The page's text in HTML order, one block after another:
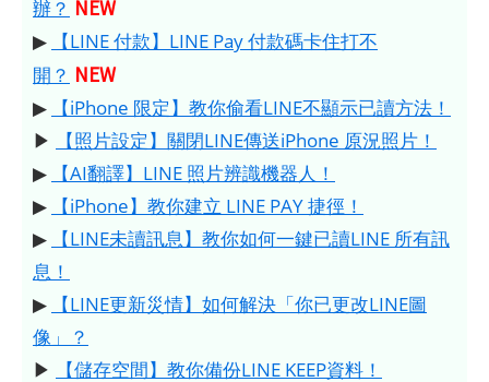
辦？ NEW
▶
【LINE 付款】LINE Pay 付款碼卡住打不
開？ NEW
▶
【iPhone 限定】教你偷看LINE不顯示已讀方法！
▶
【照片設定】關閉LINE傳送iPhone 原況照片！
▶
【AI翻譯】LINE 照片辨識機器人！
▶
【iPhone】教你建立 LINE PAY 捷徑！
▶
【LINE未讀訊息】教你如何一鍵已讀LINE 所有訊
息！
▶
【LINE更新災情】如何解決「你已更改LINE圖
像」？
▶
【儲存空間】教你備份LINE KEEP資料！